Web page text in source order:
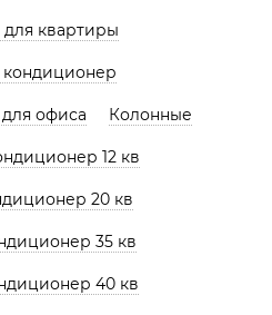
квартиры
офиса Колонные
12 кв
20 кв
35 кв
40 кв